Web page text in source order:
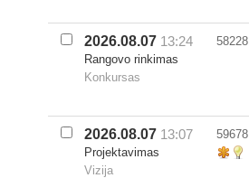
2026.08.07 13:24
Rangovo rinkimas
Konkursas
58228
2026.08.07 13:07
Projektavimas
Vizija
59678